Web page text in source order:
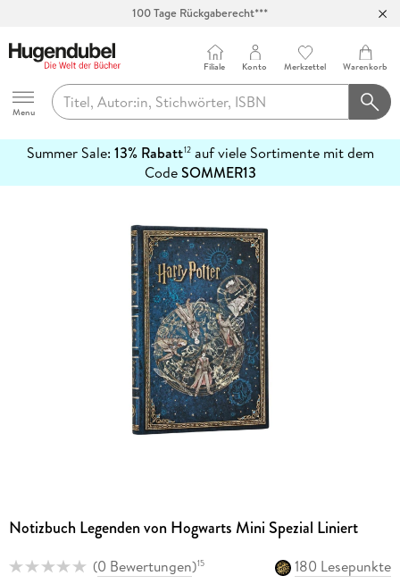
100 Tage Rückgaberecht***
Hugendubel
Menu
Filiale Konto Merkzettel Warenkorb
Summer Sale: 13% Rabatt12auf viele Sortimente mit dem
CodeSOMMER13
erfahren
Notizbuch Legenden von Hogwarts Mini Spezial Liniert
(0 Bewertungen)15
180 Lesepunkte